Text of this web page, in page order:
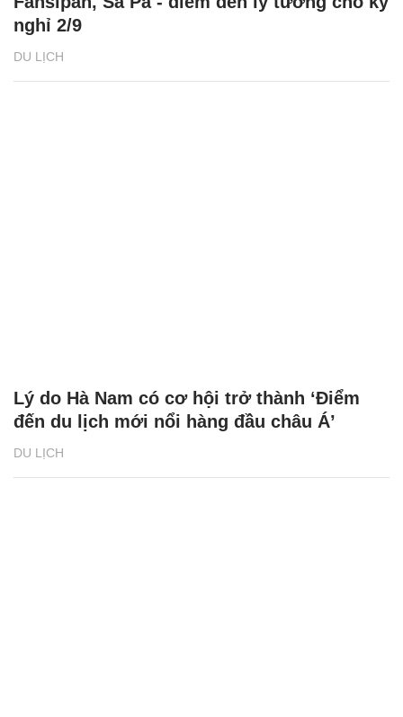
DU LỊCH
nghỉ 2/9
DU LỊCH
Lý do Hà Nam có cơ hội trở thành ‘Điểm
đến du lịch mới nổi hàng đầu châu Á’